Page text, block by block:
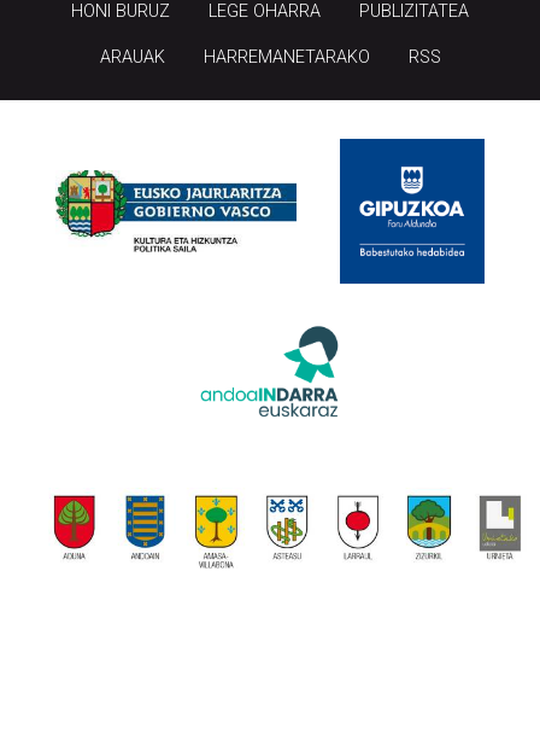
HONI BURUZ LEGE OHARRA PUBLIZITATEA
ARAUAK HARREMANETARAKO RSS